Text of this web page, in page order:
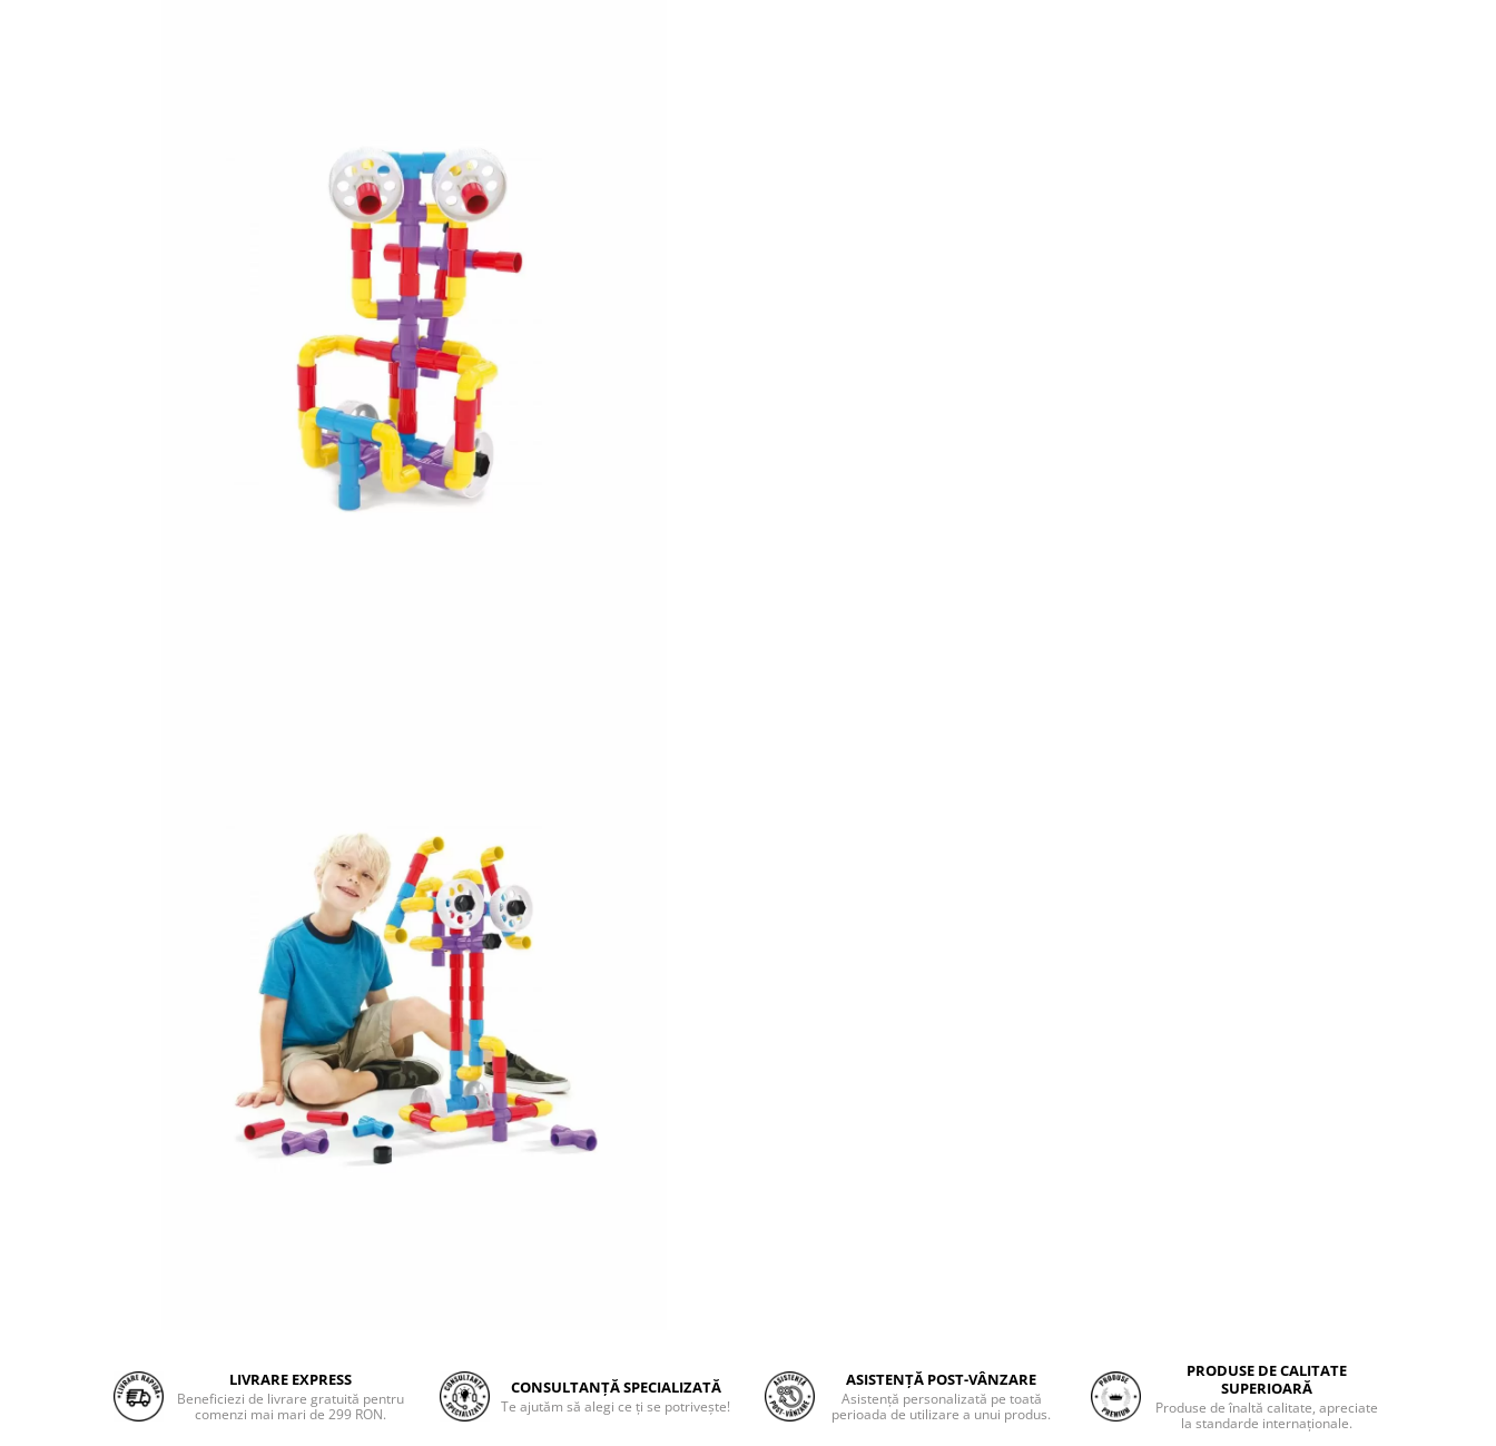
LIVRARE EXPRESS
Beneficiezi de livrare gratuită pentru
comenzi mai mari de 299 RON.
CONSULTANȚĂ SPECIALIZATĂ
Te ajutăm să alegi ce ți se potrivește!
ASISTENȚĂ POST-VÂNZARE
Asistență personalizată pe toată
perioada de utilizare a unui produs.
PRODUSE DE CALITATE
SUPERIOARĂ
Produse de înaltă calitate, apreciate
la standarde internaționale.